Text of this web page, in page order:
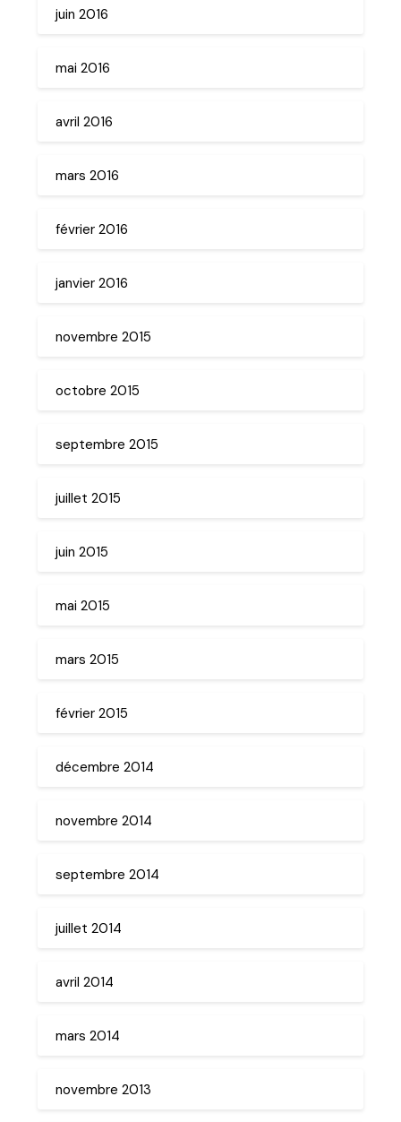
juin 2016
mai 2016
avril 2016
mars 2016
février 2016
janvier 2016
novembre 2015
octobre 2015
septembre 2015
juillet 2015
juin 2015
mai 2015
mars 2015
février 2015
décembre 2014
novembre 2014
septembre 2014
juillet 2014
avril 2014
mars 2014
novembre 2013